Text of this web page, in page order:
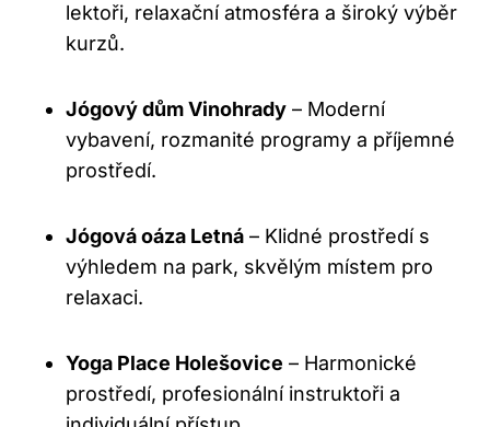
lektoři, relaxační atmosféra a široký výběr
kurzů.
Jógový dům Vinohrady – Moderní
vybavení, rozmanité programy a příjemné
prostředí.
Jógová oáza Letná – Klidné prostředí s
výhledem na park, skvělým místem pro
relaxaci.
Yoga Place Holešovice – Harmonické
prostředí, profesionální instruktoři a